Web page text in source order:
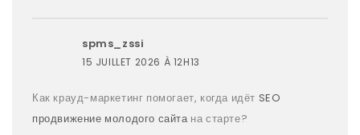
spms_zssi
15 JUILLET 2026 À 12H13
Как крауд-маркетинг помогает, когда идёт SEO
продвижение молодого сайтана старте?